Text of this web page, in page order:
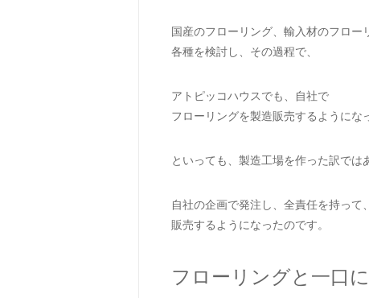
国産のフローリング、輸入材のフロー
各種を検討し、その過程で、
アトピッコハウスでも、自社で
フローリングを製造販売するようにな
といっても、製造工場を作った訳では
自社の企画で発注し、全責任を持って、
販売するようになったのです。
フローリングと一口に